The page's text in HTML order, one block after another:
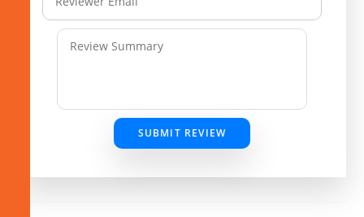
SUBMIT REVIEW